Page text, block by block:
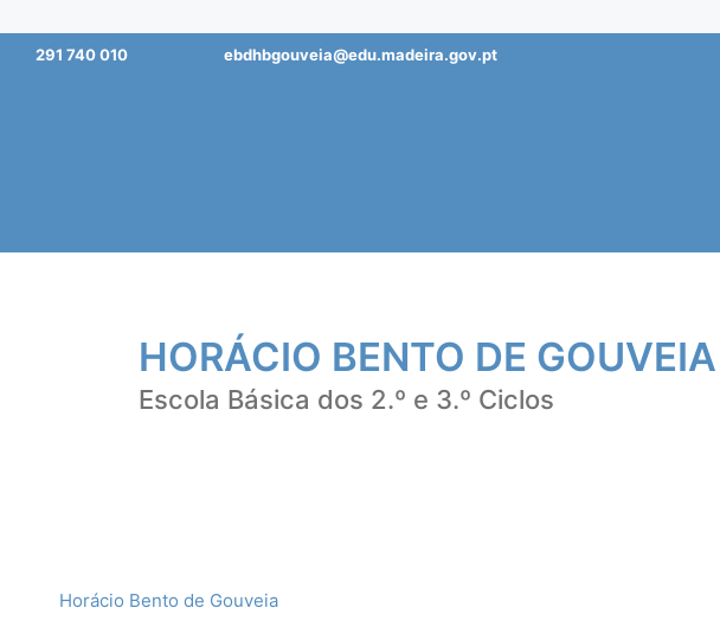
Saltar291 740 010 ebdhbgouveia@edu.madeira.gov.pt
HORÁCIO BENTO DE GOUVEIA
Escola Básica dos 2.º e 3.º Ciclos
Horácio Bento de Gouveia